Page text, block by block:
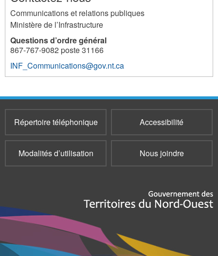
Communications et relations publiques
Ministère de l’Infrastructure
Questions d’ordre général
867-767-9082 poste 31166
INF_Communications@gov.nt.ca
Répertoire téléphonique Accessibilité
Modalités d’utilisation Nous joindre